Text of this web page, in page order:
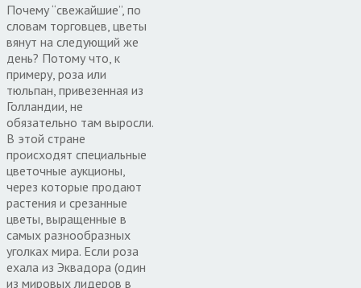
Почему “свежайшие”, по
словам торговцев, цветы
вянут на следующий же
день? Потому что, к
примеру, роза или
тюльпан, привезенная из
Голландии, не
обязательно там выросли.
В этой стране
происходят специальные
цветочные аукционы,
через которые продают
растения и срезанные
цветы, выращенные в
самых разнообразных
уголках мира. Если роза
ехала из Эквадора (один
из мировых лидеров в